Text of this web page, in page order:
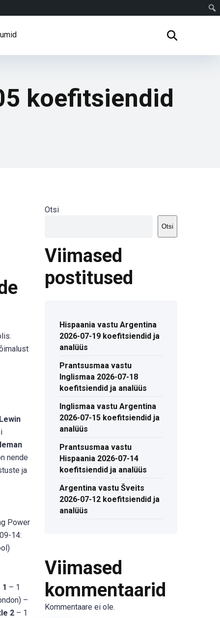
koefitsiendid
nende
ja
Power
14:
– 1
–
2 – 1
Otsi
Otsi
Viimased
postitused
Hispaania vastu Argentina
2026-07-19 koefitsiendid ja
analüüs
Prantsusmaa vastu
Inglismaa 2026-07-18
koefitsiendid ja analüüs
Inglismaa vastu Argentina
2026-07-15 koefitsiendid ja
analüüs
Prantsusmaa vastu
Hispaania 2026-07-14
koefitsiendid ja analüüs
Argentina vastu Šveits
2026-07-12 koefitsiendid ja
analüüs
Viimased
kommentaarid
Kommentaare ei ole.